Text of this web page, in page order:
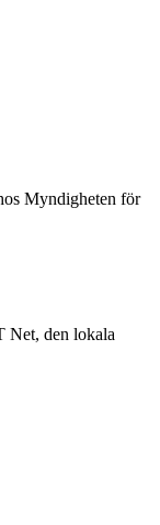
Myndigheten för
Net, den lokala